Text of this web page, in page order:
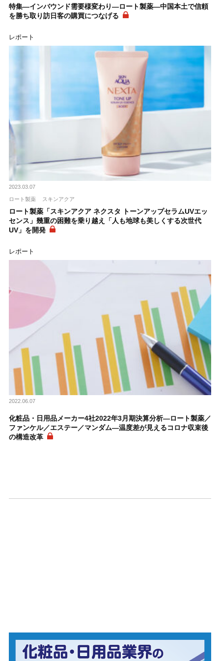
特集―インバウンド需要様変わり―ロート製薬―中国本土で信頼
を勝ち取り訪日客の購買につなげる
レポート
2023.03.07
ロート製薬 スキンアクア
ロート製薬「スキンアクア ネクスタ トーンアップセラムUVエッ
センス」幾重の困難を乗り越え「人も地球も美しくする次世代
UV」を開発
レポート
2022.06.07
化粧品・日用品メーカー4社2022年3月期決算分析―ロート製薬／
ファンケル／エステー／マンダム―温度差が見えるコロナ収束後
の構造改革